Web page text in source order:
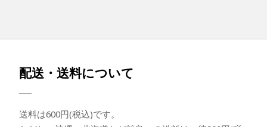
配送・送料について
送料は600円(税込)です。